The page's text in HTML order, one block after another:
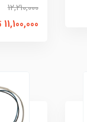
12,210,000
11,100,000 تومان